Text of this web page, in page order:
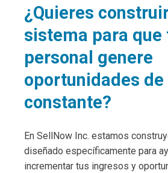
¿Quieres
sistema para que
personal genere
oportunidades
constante?
En SellNow Inc. estamos
diseñado específicamente para
incrementar tus ingresos y